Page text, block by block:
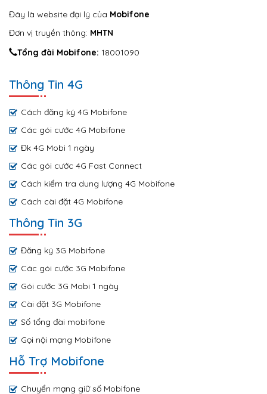
Đây là website đại lý của Mobifone
Đơn vị truyền thông: MHTN
Tổng đài Mobifone: 18001090
Thông Tin 4G
Cách đăng ký 4G Mobifone
Các gói cước 4G Mobifone
Đk 4G Mobi 1 ngày
Các gói cước 4G Fast Connect
Cách kiểm tra dung lượng 4G Mobifone
Cách cài đặt 4G Mobifone
Thông Tin 3G
Đăng ký 3G Mobifone
Các gói cước 3G Mobifone
Gói cước 3G Mobi 1 ngày
Cài đặt 3G Mobifone
Số tổng đài mobifone
Gọi nội mạng Mobifone
Hỗ Trợ Mobifone
Chuyển mạng giữ số Mobifone